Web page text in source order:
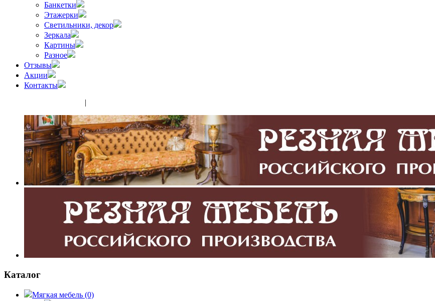
Банкетки
Этажерки
Светильники, декор
Зеркала
Картины
Разное
Отзывы
Акции
Контакты
|
Каталог
Мягкая мебель (0)